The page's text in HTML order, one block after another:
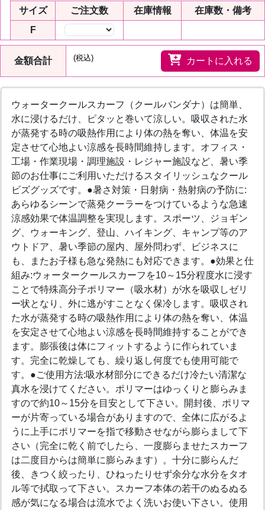
サイズ
ご注文数 在庫情報
在庫数・備考
F
金額合計 (税込) カートに入れる
ウォータークールスカーフ（クールバンダナ）は簡単、
水に浸けるだけ、ピタッと巻いて涼しい。吸収された水
が蒸発する時の吸熱作用により体の熱を奪い、体温を安
定させて心地よい涼感を長時間維持します。オフィス・
工場・作業現場・調理施設・レジャー施設など、暑い季
節のお仕事にご利用いただけるスタイリッシュなクール
ビズグッズです。●暑さ対策・日射病・熱射病の予防に:
あらゆるシーンで蒸発クーラーをつけているような急速
涼感効果で体温調整を実現します。スポーツ、ジョギン
グ、ウォーキング、登山、ハイキング、キャンプ等のア
ウトドア、暑い季節の屋内、屋外問わず、ビジネスに
も、またお子様も急な発熱にも対応できます。●効果と仕
組み:ウォータークールスカーフを10～15分程度水に浸す
ことで特殊高分子ポリマー（吸水材）が水を吸収しゼリ
ー状となり、外に逃がすことなく保冷します。吸収され
た水が蒸発する時の吸熱作用により体の熱を奪い、体温
を安定させて心地よい涼感を長時間維持することができ
ます。膨張後は体にフィットするように作られていま
す。完全に乾燥しても、繰り返し何度でも使用可能で
す。●ご使用方法:吸水材部分にできるだけ冷たい清潔な
真水を浸けてください。ポリマーはゆっくりと膨らみま
すので約10～15分を目安として下さい。開封後、ポリマ
ーが片寄っている場合がありますので、全体に広がるよ
うに上手にポリマーを指で移動させながら膨らまして下
さい（完全に乾く前でしたら、一度膨らませたスカーフ
は二度目からは簡単に膨らみます）。十分に膨らんだ
後、きつく絞ったり、ひねったりせず余分な水分をタオ
ル等で拭取って下さい。スカーフ本体の若干のぬるぬる
感が気になる場合は流水でよく洗いお使い下さい。使用